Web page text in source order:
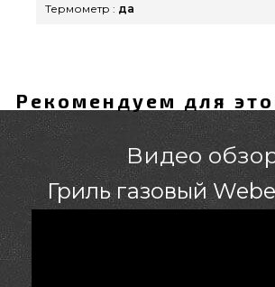
Термометр : да
Рекомендуем для
Видео
Гриль газовый